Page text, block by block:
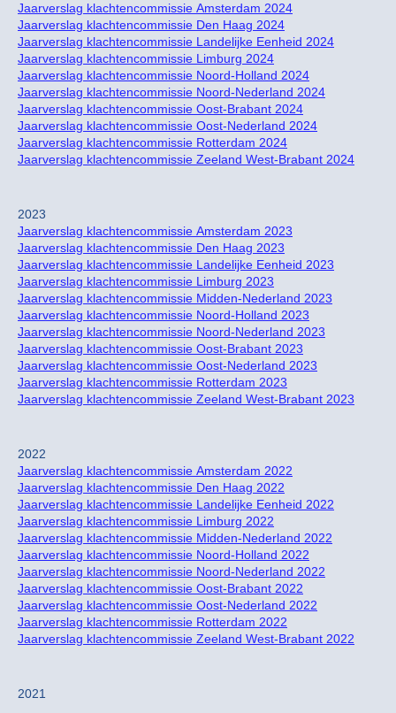
Jaarverslag klachtencommissie Amsterdam 2024
Jaarverslag klachtencommissie Den Haag 2024
Jaarverslag klachtencommissie Landelijke Eenheid 2024
Jaarverslag klachtencommissie Limburg 2024
Jaarverslag klachtencommissie Noord-Holland 2024
Jaarverslag klachtencommissie Noord-Nederland 2024
Jaarverslag klachtencommissie Oost-Brabant 2024
Jaarverslag klachtencommissie Oost-Nederland 2024
Jaarverslag klachtencommissie Rotterdam 2024
Jaarverslag klachtencommissie Zeeland West-Brabant 2024
2023
Jaarverslag klachtencommissie Amsterdam 2023
Jaarverslag klachtencommissie Den Haag 2023
Jaarverslag klachtencommissie Landelijke Eenheid 2023
Jaarverslag klachtencommissie Limburg 2023
Jaarverslag klachtencommissie Midden-Nederland 2023
Jaarverslag klachtencommissie Noord-Holland 2023
Jaarverslag klachtencommissie Noord-Nederland 2023
Jaarverslag klachtencommissie Oost-Brabant 2023
Jaarverslag klachtencommissie Oost-Nederland 2023
Jaarverslag klachtencommissie Rotterdam 2023
Jaarverslag klachtencommissie Zeeland West-Brabant 2023
2022
Jaarverslag klachtencommissie Amsterdam 2022
Jaarverslag klachtencommissie Den Haag 2022
Jaarverslag klachtencommissie Landelijke Eenheid 2022
Jaarverslag klachtencommissie Limburg 2022
Jaarverslag klachtencommissie Midden-Nederland 2022
Jaarverslag klachtencommissie Noord-Holland 2022
Jaarverslag klachtencommissie Noord-Nederland 2022
Jaarverslag klachtencommissie Oost-Brabant 2022
Jaarverslag klachtencommissie Oost-Nederland 2022
Jaarverslag klachtencommissie Rotterdam 2022
Jaarverslag klachtencommissie Zeeland West-Brabant 2022
2021